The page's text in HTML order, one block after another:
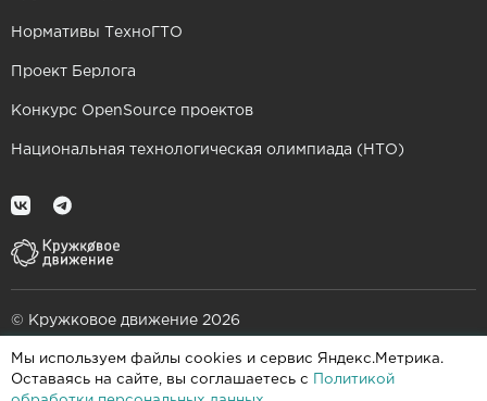
Мы используем файлы cookies и сервис Яндекс.Метрика.
Оставаясь на сайте, вы соглашаетесь с
Политикой
Нормативы ТехноГТО
Проект Берлога
Конкурс OpenSource проектов
Национальная технологическая олимпиада (НТО)
© Кружковое движение 2026
При поддержке